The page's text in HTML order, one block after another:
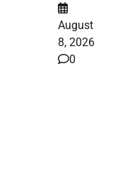
August
8, 2026
0